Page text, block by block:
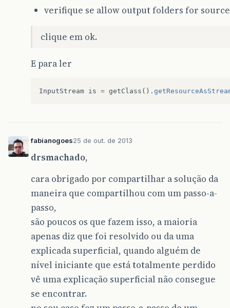
verifique se allow output folders for source
clique em ok.
E para ler
InputStream is = getClass ().
fabianogoes25 de out. de 2013
drsmachado,
cara obrigado por compartilhar a solução da
maneira que compartilhou com um passo-a-
passo,
são poucos os que fazem isso, a maioria
apenas diz que foi resolvido ou da uma
explicada superficial, quando alguém de
nível iniciante que está totalmente perdido
vê uma explicação superficial não consegue
se encontrar.